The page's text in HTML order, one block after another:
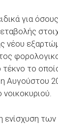
για
νέου
το
Αυγούστου
ενίσχυση